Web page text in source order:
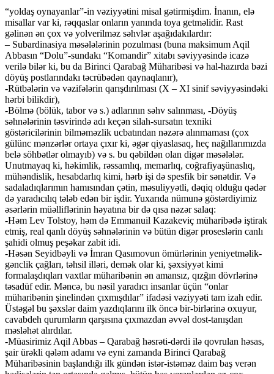
“yoldaş oynayanlar”-in vəziyyətini misal gətirmişdim. İnanın, elə
misallar var ki, rəqqaslar onların yanında toya getməlidir. Rast
gəlinən ən çox və yolverilməz səhvlər aşağıdakılardır:
– Subardinasiya məsələlərinin pozulması (buna maksimum Aqil
Abbasın “Dolu”-sundakı “Komandir” xitabı səviyyəsində icazə
verilə bilər ki, bu da Birinci Qarabağ Müharibəsi və hal-hazırda bəzi
döyüş postlarındakı təcrübədən qaynaqlanır),
-Rütbələrin və vəzifələrin qarışdırılması (X – XI sinif səviyyəsindəki
hərbi bilikdir),
-Bölmə (bölük, tabor və s.) adlarının səhv salınması, -Döyüş
səhnələrinin təsvirində adı keçən silah-sursatın texniki
göstəricilərinin bilməməzlik ucbatından nəzərə alınmaması (çox
gülünc mənzərlər ortaya çıxır ki, əgər qiyaslasaq, heç nağıllarımızda
belə söhbətlər olmayıb) və s. bu qəbildən olan digər məsələlər.
Unutmayaq ki, həkimlik, rəssamlıq, memarlıq, coğrafiyaşünaslıq,
mühəndislik, hesabdarlıq kimi, hərb işi də spesfik bir sənətdir. Və
sadaladıqlarımın hamısından çətin, məsuliyyətli, dəqiq olduğu qədər
də yaradıcılıq tələb edən bir işdir. Yuxarıda nümunə göstərdiyimiz
əsərlərin müəlliflərinin həyatına bir də qısa nəzər salaq:
-Həm Lev Tolstoy, həm də Emmanuil Kazakeviç müharibədə iştirak
etmiş, real qanlı döyüş səhnələrinin və bütün digər proseslərin canlı
şahidi olmuş peşəkar zabit idi.
-Həsən Seyidbəyli və İmran Qasımovun ömürlərinin yeniyetməlik-
gənclik çağları, təhsil illəri, demək olar ki, şəxsiyyət kimi
formalaşdıqları vaxtlar müharibənin ən amansız, qızğın dövrlərinə
təsadüf edir. Məncə, bu nəsil yaradıcı insanlar üçün “onlar
müharibənin şinelindən çıxmışdılar” ifadəsi vəziyyəti tam izah edir.
Üstəgəl bu şəxslər daim yazdıqlarını ilk öncə bir-birlərinə oxuyur,
cavabdeh qurumların qarşısına çıxmazdan əvvəl dost-tanışdan
məsləhət alırdılar.
-Müasirimiz Aqil Abbas – Qarabağ həsrəti-dərdi ilə qovrulan həsas,
şair ürəkli qələm adamı və eyni zamanda Birinci Qarabağ
Müharibəsinin başlandığı ilk gündən istər-istəməz daim baş verən